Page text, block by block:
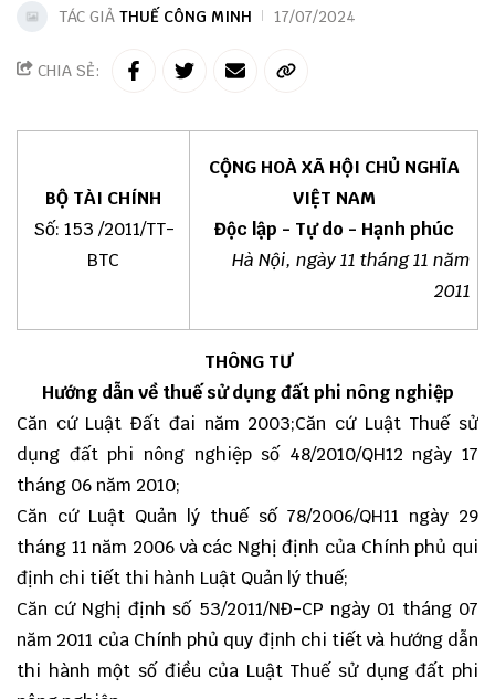
TÁC GIẢ THUẾ CÔNG MINH 17/07/2024
CHIA SẺ:
BỘ TÀI CHÍNH
Số: 153 /2011/TT-
BTC
CỘNG HOÀ XÃ HỘI CHỦ NGHĨA
VIỆT NAM
Độc lập - Tự do - Hạnh phúc
Hà Nội, ngày 11 tháng 11 năm
2011
THÔNG TƯ
Hướng dẫn về thuế sử dụng đất phi nông nghiệp
Căn cứ Luật Đất đai năm 2003;Căn cứ Luật Thuế sử
dụng đất phi nông nghiệp số 48/2010/QH12 ngày 17
tháng 06 năm 2010;
Căn cứ Luật Quản lý thuế số 78/2006/QH11 ngày 29
tháng 11 năm 2006 và các Nghị định của Chính phủ qui
định chi tiết thi hành Luật Quản lý thuế;
Căn cứ Nghị định số 53/2011/NĐ-CP ngày 01 tháng 07
năm 2011 của Chính phủ quy định chi tiết và hướng dẫn
thi hành một số điều của Luật Thuế sử dụng đất phi